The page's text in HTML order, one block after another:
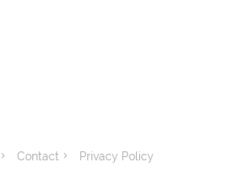
Contact Privacy Policy